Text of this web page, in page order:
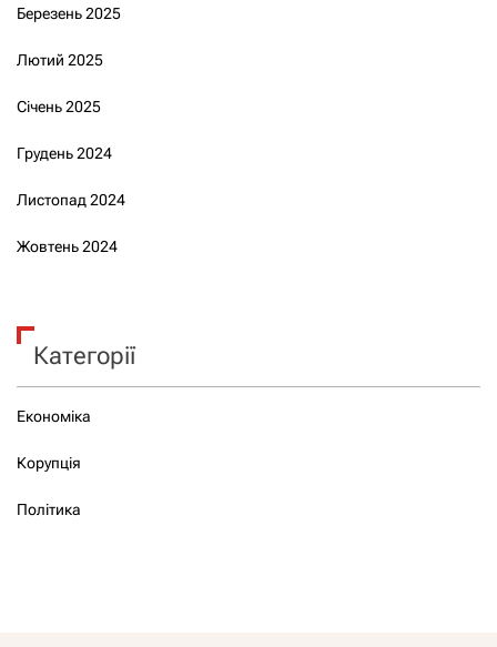
Березень 2025
Лютий 2025
Січень 2025
Грудень 2024
Листопад 2024
Жовтень 2024
Категорії
Економіка
Корупція
Політика